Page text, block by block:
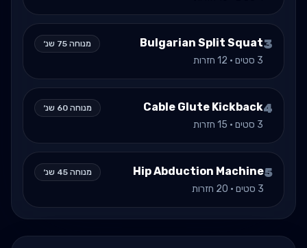
3
Bulgarian Split Squat
3 סטים · 12 חזרות
מנוחה 75 שנ׳
4
Cable Glute Kickback
3 סטים · 15 חזרות
מנוחה 60 שנ׳
5
Hip Abduction Machine
3 סטים · 20 חזרות
מנוחה 45 שנ׳